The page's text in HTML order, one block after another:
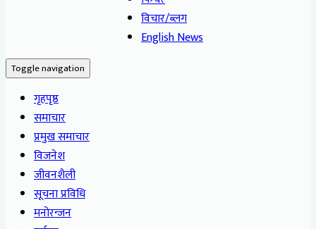
विचार/ब्लग
English News
Toggle navigation
गृहपृष्ठ
समाचार
प्रमुख समाचार
विजनेश
जीवनशैली
सूचना प्रविधि
मनोरन्जन